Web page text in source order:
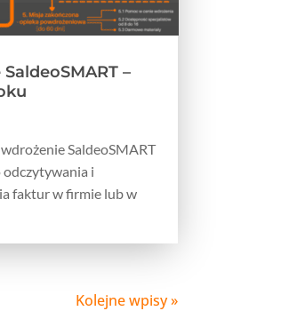
–
SaldeoSMART
i
faktur w firmie lub w
Kolejne wpisy »